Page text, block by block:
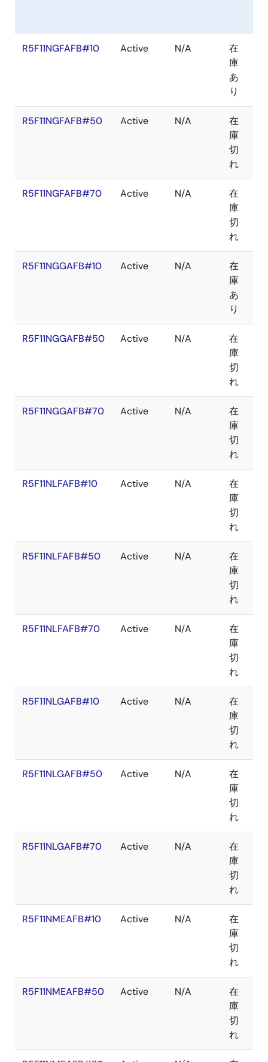
R5F11NGFAFB#10 Active N/A
在
庫
あ
り
R5F11NGFAFB#50 Active N/A
在
庫
切
れ
R5F11NGFAFB#70 Active N/A
在
庫
切
れ
R5F11NGGAFB#10 Active N/A
在
庫
あ
り
R5F11NGGAFB#50 Active N/A
在
庫
切
れ
R5F11NGGAFB#70 Active N/A
在
庫
切
れ
R5F11NLFAFB#10 Active N/A
在
庫
切
れ
R5F11NLFAFB#50 Active N/A
在
庫
切
れ
R5F11NLFAFB#70 Active N/A
在
庫
切
れ
R5F11NLGAFB#10 Active N/A
在
庫
切
れ
R5F11NLGAFB#50 Active N/A
在
庫
切
れ
R5F11NLGAFB#70 Active N/A
在
庫
切
れ
R5F11NMEAFB#10 Active N/A
在
庫
切
れ
R5F11NMEAFB#50 Active N/A
在
庫
切
れ